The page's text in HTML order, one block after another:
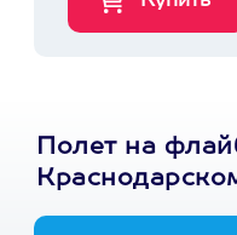
Полет на